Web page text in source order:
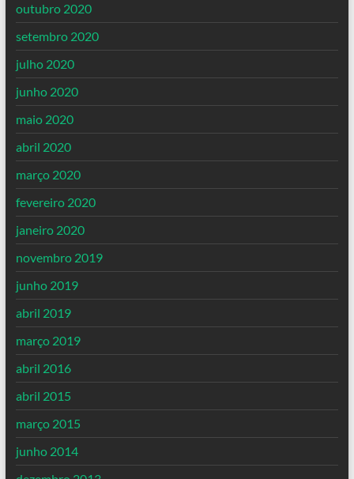
outubro 2020
setembro 2020
julho 2020
junho 2020
maio 2020
abril 2020
março 2020
fevereiro 2020
janeiro 2020
novembro 2019
junho 2019
abril 2019
março 2019
abril 2016
abril 2015
março 2015
junho 2014